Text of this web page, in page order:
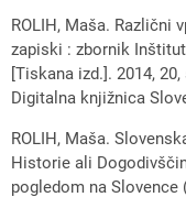
ROLIH, Maša. Različni
zapiski : zbornik
[Tiskana izd.]. 2014,
Digitalna knjižnica
ROLIH, Maša.
Historie ali
pogledom na